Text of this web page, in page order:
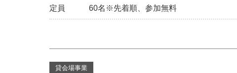
定員 60名※先着順、参加無料
貸会場事業